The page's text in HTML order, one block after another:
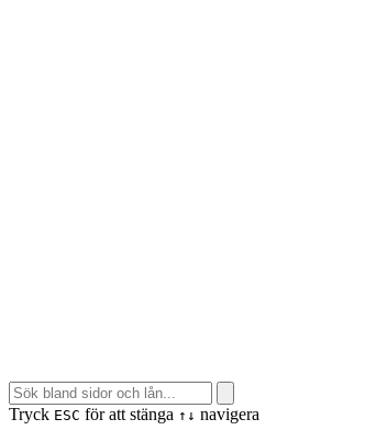
Tryck ESC för att stänga ↑↓ navigera